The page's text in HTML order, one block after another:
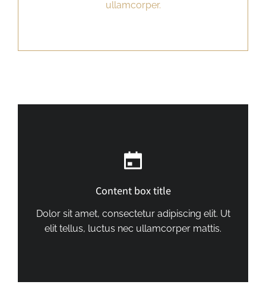
ullamcorper.
Content box title
Dolor sit amet, consectetur adipiscing elit. Ut
elit tellus, luctus nec ullamcorper mattis.